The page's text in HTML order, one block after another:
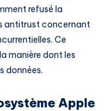
refusé la
antitrust concernant
Ce
manière dont les
données.
Apple